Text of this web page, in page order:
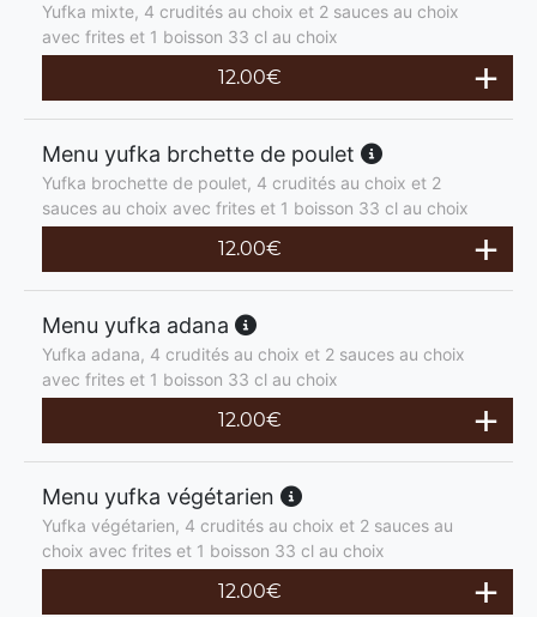
Yufka mixte, 4 crudités au choix et 2 sauces au choix
avec frites et 1 boisson 33 cl au choix
12.00€
Menu yufka brchette de poulet
Yufka brochette de poulet, 4 crudités au choix et 2
sauces au choix avec frites et 1 boisson 33 cl au choix
12.00€
Menu yufka adana
Yufka adana, 4 crudités au choix et 2 sauces au choix
avec frites et 1 boisson 33 cl au choix
12.00€
Menu yufka végétarien
Yufka végétarien, 4 crudités au choix et 2 sauces au
choix avec frites et 1 boisson 33 cl au choix
12.00€